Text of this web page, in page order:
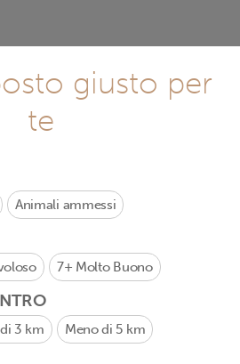
giusto per
te
Animali ammessi
7+ Molto Buono
3 km Meno di 5 km